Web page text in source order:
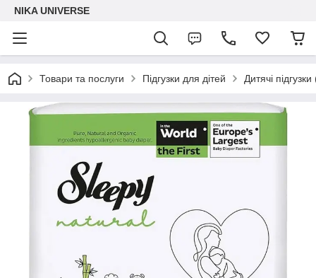
NIKA UNIVERSE
Товари та послуги Підгузки для дітей Дитячі